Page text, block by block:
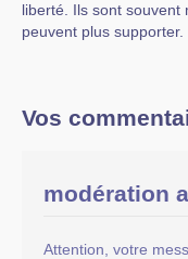
liberté. Ils sont souvent
peuvent plus
Vos
modération
Attention, votre